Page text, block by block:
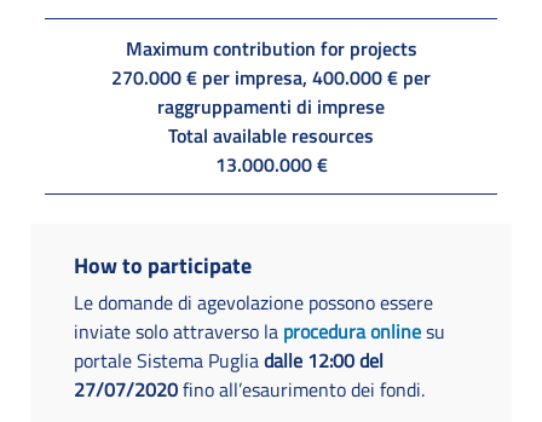
Maximum contribution for projects
270.000 € per impresa, 400.000 € per
raggruppamenti di imprese
Total available resources
13.000.000 €
How to participate
Le domande di agevolazione possono essere
inviate solo attraverso la procedura onlinesu
portale Sistema Pugliadalle 12:00 del
27/07/2020fino all’esaurimento dei fondi.